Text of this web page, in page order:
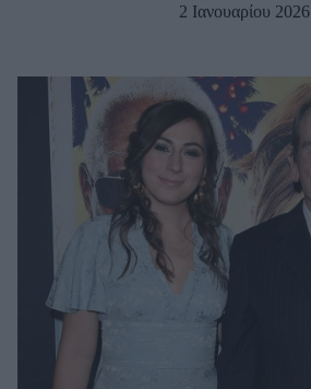
Beauty News
Well being
Ψυχολογία
Υγεία + Διατροφή
Σχέσεις & Σεξ
Fitness
Woman Power
2 Ιανουαρίου 2026